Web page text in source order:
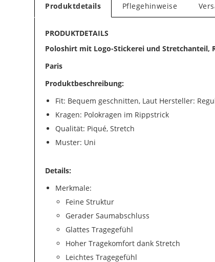
Produktdetails Pflegehinweise
PRODUKTDETAILS
Poloshirt mit Logo-Stickerei und Stretchanteil,
Paris
Produktbeschreibung:
Fit: Bequem geschnitten, Laut Hersteller:
Kragen: Polokragen im Rippstrick
Qualität: Piqué, Stretch
Muster: Uni
Details:
Merkmale:
Feine Struktur
Gerader Saumabschluss
Glattes Tragegefühl
Hoher Tragekomfort dank Stretch
Leichtes Tragegefühl